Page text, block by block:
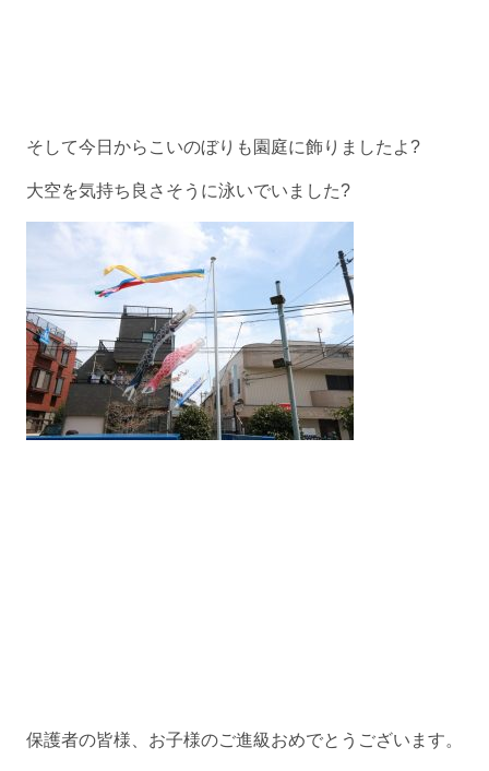
そして今日からこいのぼりも園庭に飾りましたよ?
大空を気持ち良さそうに泳いでいました?
保護者の皆様、お子様のご進級おめでとうございます。